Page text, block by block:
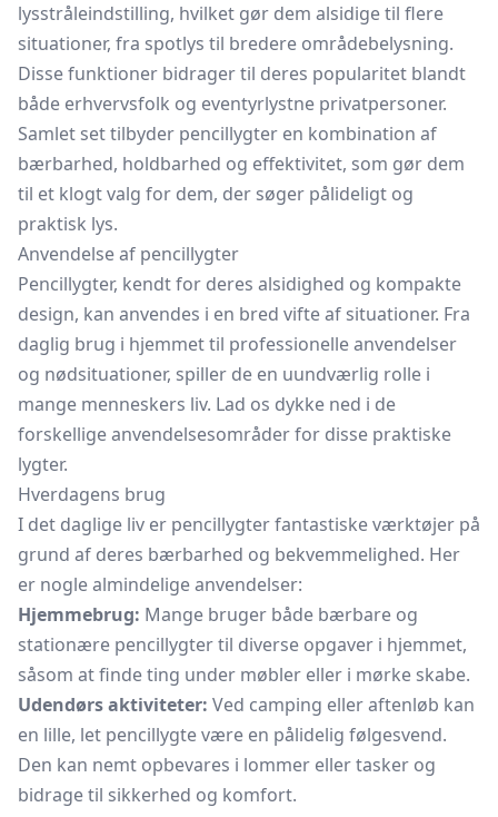
lysstråleindstilling, hvilket gør dem alsidige til flere
situationer, fra spotlys til bredere områdebelysning.
Disse funktioner bidrager til deres popularitet blandt
både erhvervsfolk og eventyrlystne privatpersoner.
Samlet set tilbyder pencillygter en kombination af
bærbarhed, holdbarhed og effektivitet, som gør dem
til et klogt valg for dem, der søger pålideligt og
praktisk lys.
Anvendelse af pencillygter
Pencillygter, kendt for deres alsidighed og kompakte
design, kan anvendes i en bred vifte af situationer. Fra
daglig brug i hjemmet til professionelle anvendelser
og nødsituationer, spiller de en uundværlig rolle i
mange menneskers liv. Lad os dykke ned i de
forskellige anvendelsesområder for disse praktiske
lygter.
Hverdagens brug
I det daglige liv er pencillygter fantastiske værktøjer på
grund af deres bærbarhed og bekvemmelighed. Her
er nogle almindelige anvendelser:
Hjemmebrug: Mange bruger både bærbare og
stationære pencillygter til diverse opgaver i hjemmet,
såsom at finde ting under møbler eller i mørke skabe.
Udendørs aktiviteter: Ved camping eller aftenløb kan
en lille, let pencillygte være en pålidelig følgesvend.
Den kan nemt opbevares i lommer eller tasker og
bidrage til sikkerhed og komfort.